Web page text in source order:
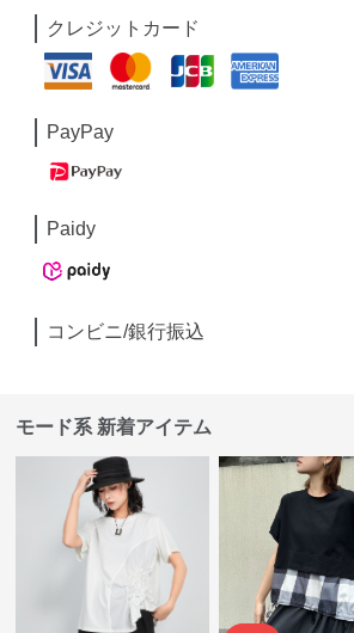
クレジットカード
PayPay
Paidy
コンビニ/銀行振込
モード系 新着アイテム